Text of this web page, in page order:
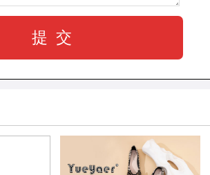
NU INTERNATIONAL GROUP
团有限公司)首席设计大师X﹒
约,将时尚韵味完美融合到工作休
手法打造出充满现代气息的简约
由悠闲也有一种从容随时的显